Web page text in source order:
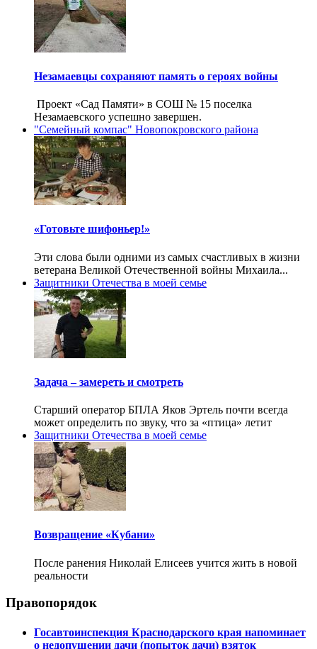
Незамаевцы сохраняют память о героях войны
Проект «Сад Памяти» в СОШ № 15 поселка
Незамаевского успешно завершен.
"Семейный компас" Новопокровского района
«Готовьте шифоньер!»
Эти слова были одними из самых счастливых в жизни
ветерана Великой Отечественной войны Михаила...
Защитники Отечества в моей семье
Задача – замереть и смотреть
Старший оператор БПЛА Яков Эртель почти всегда
может определить по звуку, что за «птица» летит
Защитники Отечества в моей семье
Возвращение «Кубани»
После ранения Николай Елисеев учится жить в новой
реальности
Правопорядок
Госавтоинспекция Краснодарского края напоминает
о недопущении дачи (попыток дачи) взяток